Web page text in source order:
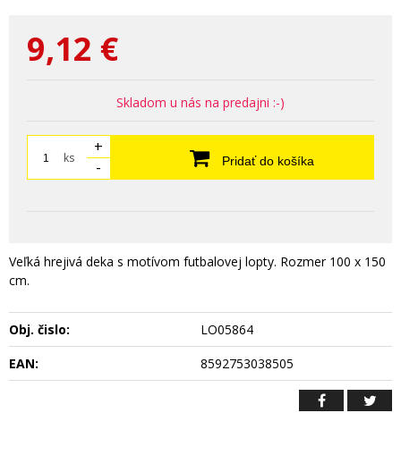
9,12 €
Skladom u nás na predajni :-)
ks
+
-
Pridať do košíka
Veľká hrejivá deka s motívom futbalovej lopty. Rozmer 100 x 150
cm.
Obj. čislo:
LO05864
EAN:
8592753038505